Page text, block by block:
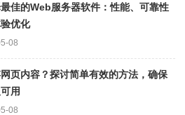
佳的Web服务器软件：性能、可靠性
优化
08
页内容？探讨简单有效的方法，确保
用
08